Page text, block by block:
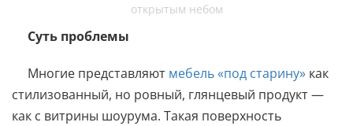
открытым небом
Суть проблемы
Многие представляют мебель «под старину» как
стилизованный, но ровный, глянцевый продукт —
как с витрины шоурума. Такая поверхность